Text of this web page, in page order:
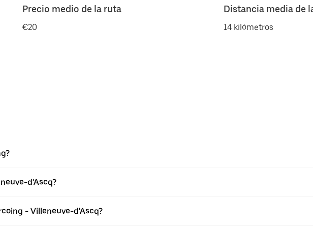
Precio medio de la ruta
€20
Distancia media de
14 kilómetros
d'Ascq?
- Villeneuve-d'Ascq?